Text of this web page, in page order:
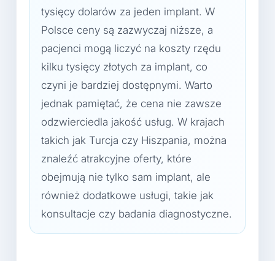
tysięcy dolarów za jeden implant. W
Polsce ceny są zazwyczaj niższe, a
pacjenci mogą liczyć na koszty rzędu
kilku tysięcy złotych za implant, co
czyni je bardziej dostępnymi. Warto
jednak pamiętać, że cena nie zawsze
odzwierciedla jakość usług. W krajach
takich jak Turcja czy Hiszpania, można
znaleźć atrakcyjne oferty, które
obejmują nie tylko sam implant, ale
również dodatkowe usługi, takie jak
konsultacje czy badania diagnostyczne.